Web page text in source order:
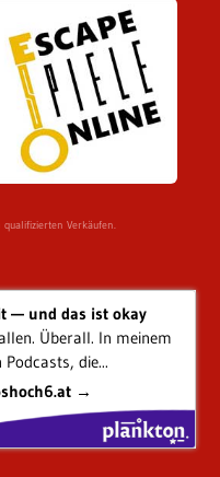
Verkäufen.
— und das ist okay
Überall. In meinem
die...
→